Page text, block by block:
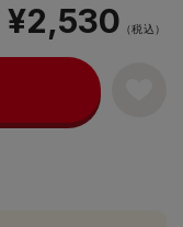
¥2,530 （税込）